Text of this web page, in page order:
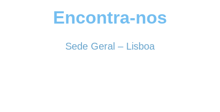
Encontra-nos
Sede Geral – Lisboa